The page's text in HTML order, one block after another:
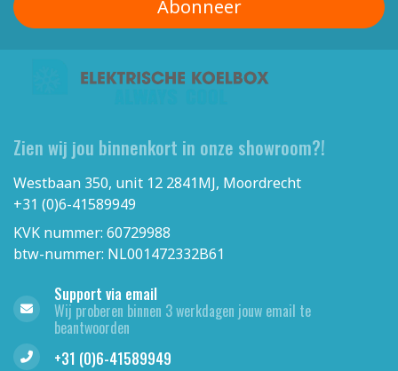
Abonneer
Zien wij jou binnenkort in onze showroom?!
Westbaan 350, unit 12 2841MJ, Moordrecht
+31 (0)6-41589949
KVK nummer: 60729988
btw-nummer: NL001472332B61
Support via email
Wij proberen binnen 3 werkdagen jouw email te
beantwoorden
+31 (0)6-41589949